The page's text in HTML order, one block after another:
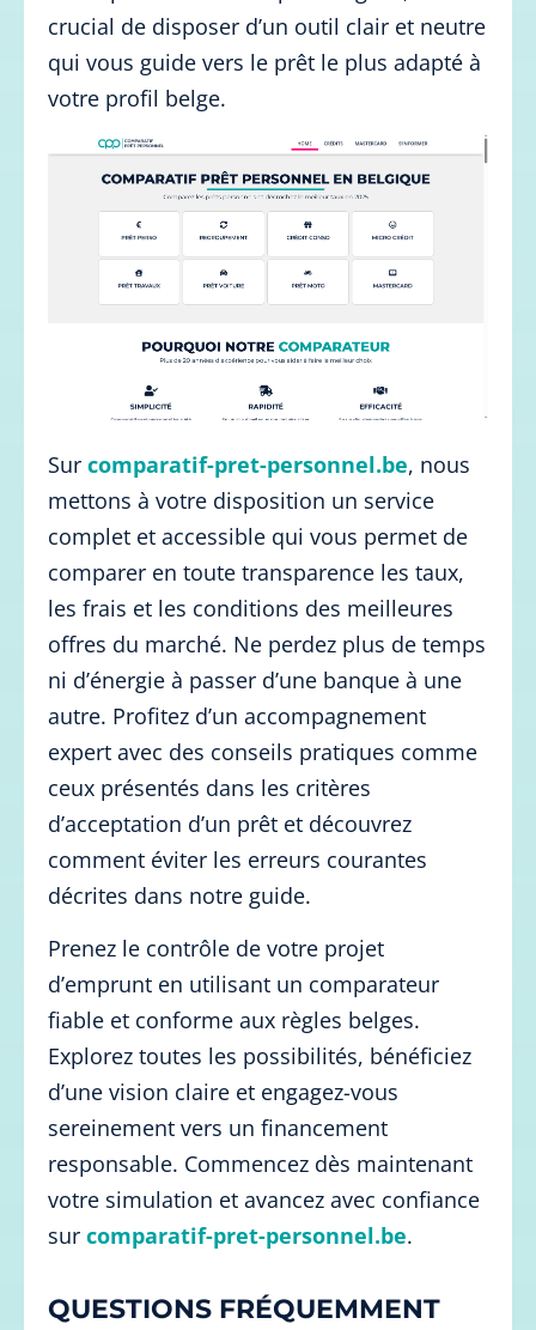
crucial de disposer d’un outil clair et neutre
qui vous guide vers le prêt le plus adapté à
votre profil belge.
Sur comparatif-pret-personnel.be, nous
mettons à votre disposition un service
complet et accessible qui vous permet de
comparer en toute transparence les taux,
les frais et les conditions des meilleures
offres du marché. Ne perdez plus de temps
ni d’énergie à passer d’une banque à une
autre. Profitez d’un accompagnement
expert avec des conseils pratiques comme
ceux présentés dans les critères
d’acceptation d’un prêt et découvrez
comment éviter les erreurs courantes
décrites dans notre guide.
Prenez le contrôle de votre projet
d’emprunt en utilisant un comparateur
fiable et conforme aux règles belges.
Explorez toutes les possibilités, bénéficiez
d’une vision claire et engagez-vous
sereinement vers un financement
responsable. Commencez dès maintenant
votre simulation et avancez avec confiance
sur comparatif-pret-personnel.be.
QUESTIONS FRÉQUEMMENT